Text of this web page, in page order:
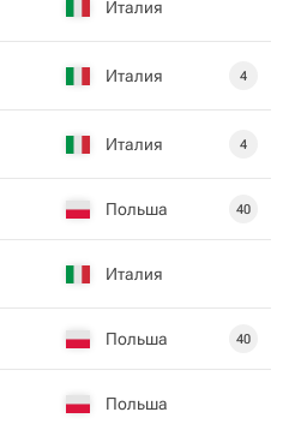
Италия
Италия 4
Италия 4
Польша 40
Италия
Польша 40
Польша